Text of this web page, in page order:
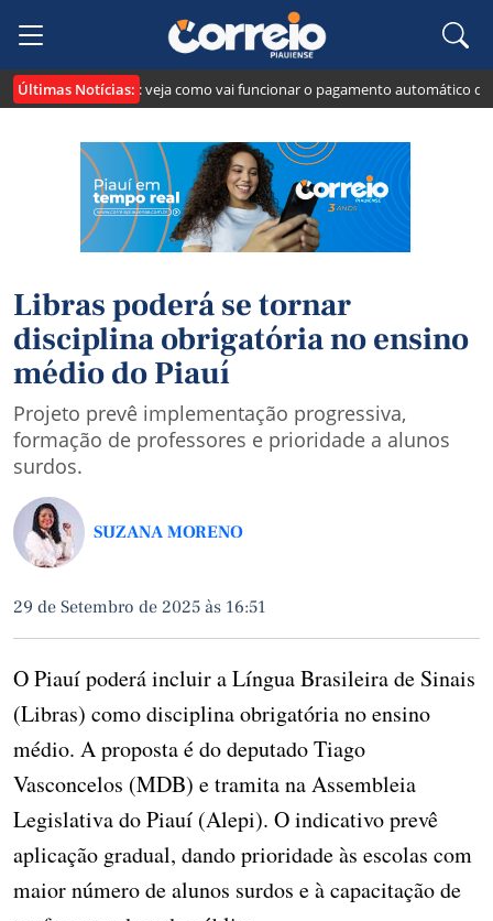
Últimas Notícias:
o "Pix Pensão": veja como vai funcionar o pagamento automático da
Libras poderá se tornar
disciplina obrigatória no ensino
médio do Piauí
Projeto prevê implementação progressiva,
formação de professores e prioridade a alunos
surdos.
SUZANA MORENO
29 de Setembro de 2025 às 16:51
O Piauí poderá incluir a Língua Brasileira de Sinais
(Libras) como disciplina obrigatória no ensino
médio. A proposta é do deputado Tiago
Vasconcelos (MDB) e tramita na Assembleia
Legislativa do Piauí (Alepi). O indicativo prevê
aplicação gradual, dando prioridade às escolas com
maior número de alunos surdos e à capacitação de